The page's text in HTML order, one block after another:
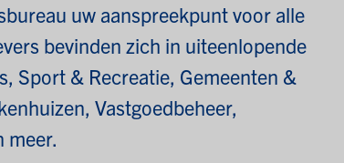
uw aanspreekpunt voor alle
bevinden zich in uiteenlopende
Sport & Recreatie, Gemeenten &
Vastgoedbeheer,
meer.